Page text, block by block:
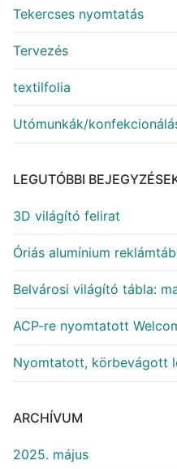
Tekercses nyomtatás
Tervezés
textilfolia
Utómunkák/
LEGUTÓBBI
3D világító felirat
Óriás alumínium
Belvárosi világító tábla:
ACP-re nyomtatott
Nyomtatott, körbevágott
ARCHÍVUM
2025. május